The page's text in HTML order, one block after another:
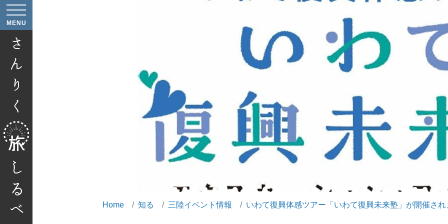
MENU
Home 知る 三陸イベント情報 いわて復興体感ツアー「いわて復興未来塾」が開催され